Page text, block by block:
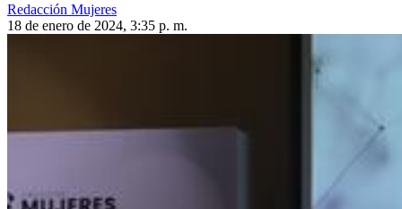
Redacción Mujeres
18 de enero de 2024, 3:35 p. m.